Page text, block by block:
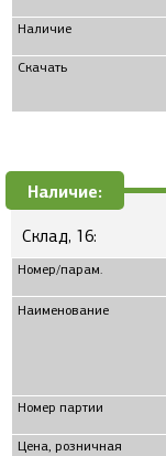
Наличие
Скачать
Наличие:
Склад, 16:
Номер/парам.
Наименование
Номер партии
Цена, розничная